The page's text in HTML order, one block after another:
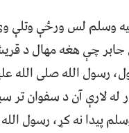
وسلم لس ورځې
چې هغه مهال د
رسول الله صلی الله
له لارې آن د سفوان
پیدا نه کړ، رسول